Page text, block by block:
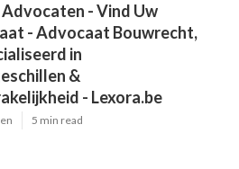
Advocaten - Vind Uw
- Advocaat Bouwrecht,
in
&
- Lexora.be
5 min read